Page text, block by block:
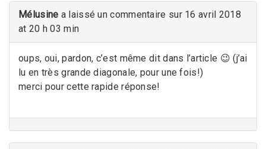
Mélusine a laissé un commentaire sur 16 avril 2018
at 20 h 03 min
oups, oui, pardon, c’est même dit dans l’article 😉 (j’ai
lu en très grande diagonale, pour une fois!)
merci pour cette rapide réponse!